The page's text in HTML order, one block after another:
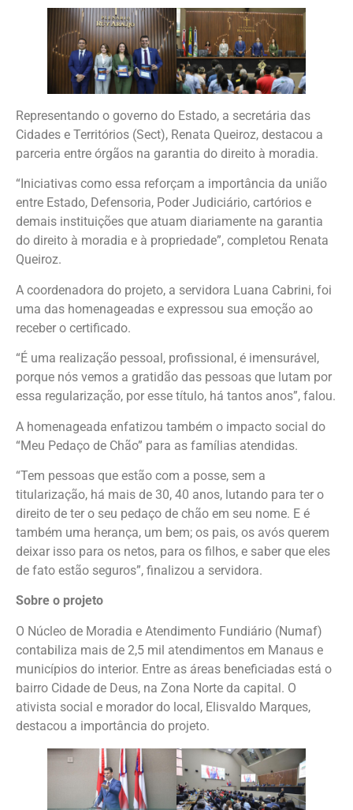
Representando o governo do Estado, a secretária das
Cidades e Territórios (Sect), Renata Queiroz, destacou a
parceria entre órgãos na garantia do direito à moradia.
“Iniciativas como essa reforçam a importância da união
entre Estado, Defensoria, Poder Judiciário, cartórios e
demais instituições que atuam diariamente na garantia
do direito à moradia e à propriedade”, completou Renata
Queiroz.
A coordenadora do projeto, a servidora Luana Cabrini, foi
uma das homenageadas e expressou sua emoção ao
receber o certificado.
“É uma realização pessoal, profissional, é imensurável,
porque nós vemos a gratidão das pessoas que lutam por
essa regularização, por esse título, há tantos anos”, falou.
A homenageada enfatizou também o impacto social do
“Meu Pedaço de Chão” para as famílias atendidas.
“Tem pessoas que estão com a posse, sem a
titularização, há mais de 30, 40 anos, lutando para ter o
direito de ter o seu pedaço de chão em seu nome. E é
também uma herança, um bem; os pais, os avós querem
deixar isso para os netos, para os filhos, e saber que eles
de fato estão seguros”, finalizou a servidora.
Sobre o projeto
O Núcleo de Moradia e Atendimento Fundiário (Numaf)
contabiliza mais de 2,5 mil atendimentos em Manaus e
municípios do interior. Entre as áreas beneficiadas está o
bairro Cidade de Deus, na Zona Norte da capital. O
ativista social e morador do local, Elisvaldo Marques,
destacou a importância do projeto.